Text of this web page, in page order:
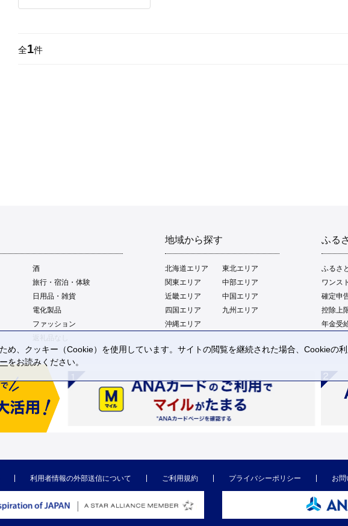
全1件
酒
旅行・宿泊・体験
日用品・雑貨
電化製品
ファッション
地域から探す
北海道エリア
東北エリア
関東エリア
中部エリア
近畿エリア
中国エリア
四国エリア
九州エリア
沖縄エリア
ふる
ふるさ
ワンス
確定申
控除上
年金受
利用者情報の外部送信について ご利用規約 プライバシーポリシー お問
め、クッキー（Cookie）を使用しています。サイトの閲覧を継続された場合、Cookieの
をお読みください。